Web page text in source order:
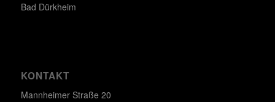
Bad Dürkheim
KONTAKT
Mannheimer Straße 20